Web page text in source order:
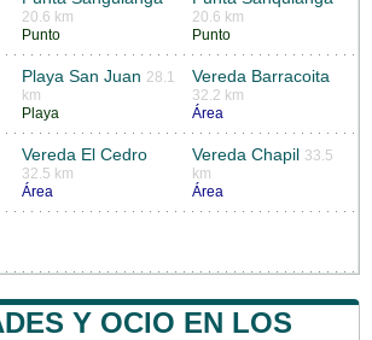
20.6 km
Punto
20.6 km
Punto
Playa San Juan 28.1
km
Playa
Vereda Barracoita
32.2 km
Área
Vereda El Cedro
32.5 km
Área
Vereda Chapil 33.5
km
Área
Y OCIO EN LOS